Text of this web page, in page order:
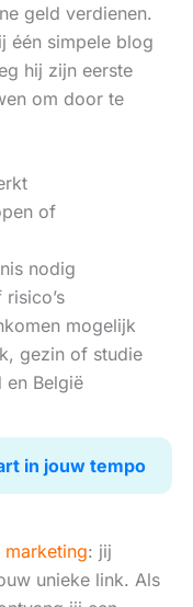
geld verdienen.
één simpele blog
hij zijn eerste
om door te
of
nodig
mogelijk
gezin of studie
en België
in jouw tempo
: jij
unieke link. Als